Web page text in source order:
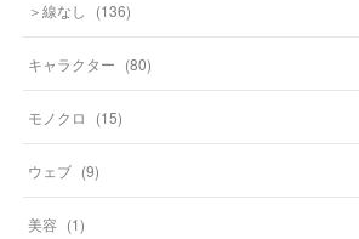
＞線なし (136)
キャラクター (80)
モノクロ (15)
ウェブ (9)
美容 (1)